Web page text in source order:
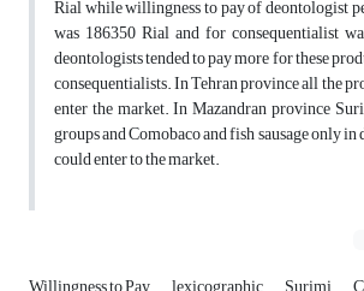
Rial while willingness to pay of deontologist
was 186350 Rial and for consequentialist
deontologists tended to pay more for these
consequentialists. In Tehran province all the
enter the market. In Mazandran province
groups and Comobaco and fish sausage only
could enter to the market.